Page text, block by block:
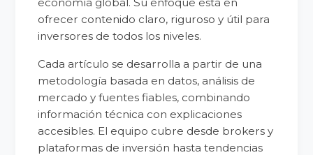
ofrecer contenido claro, riguroso y útil para
inversores de todos los niveles.
Cada artículo se desarrolla a partir de una
metodología basada en datos, análisis de
mercado y fuentes fiables, combinando
información técnica con explicaciones
accesibles. El equipo cubre desde brokers y
plataformas de inversión hasta tendencias